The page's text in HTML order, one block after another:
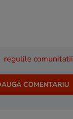
regulile comunitatii